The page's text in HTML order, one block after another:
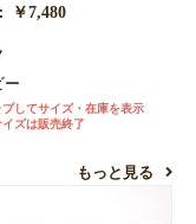
￥7,480
ー
してサイズ・在庫を表示
ズは販売終了
もっと見る